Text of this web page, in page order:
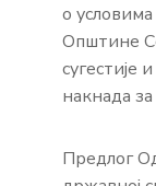
о
Општине
сугестије
накнада
Предлог